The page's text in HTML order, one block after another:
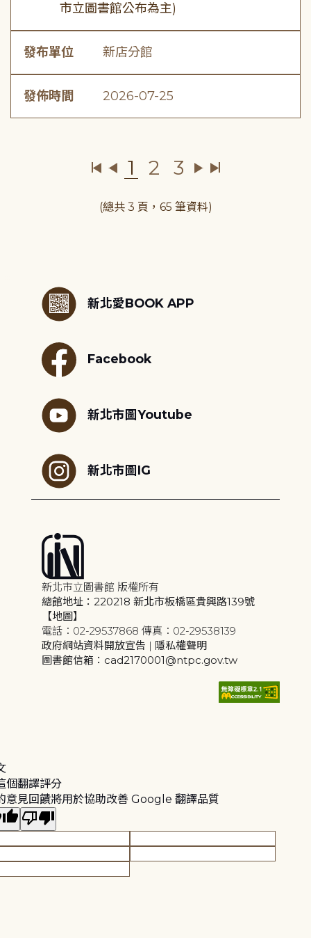
市立圖書館公布為主)
發布單位 新店分館
發佈時間 2026-07-25
1 2 3
(總共 3 頁，65 筆資料)
新北愛BOOK APP
Facebook
新北市圖Youtube
新北市圖IG
新北市立圖書館 版權所有
總館地址：220218 新北市板橋區貴興路139號
【地圖】
電話：02-29537868 傳真：02-29538139
政府網站資料開放宣告 | 隱私權聲明
圖書館信箱：cad2170001@ntpc.gov.tw
個翻譯評分
意見回饋將用於協助改善 Google 翻譯品質